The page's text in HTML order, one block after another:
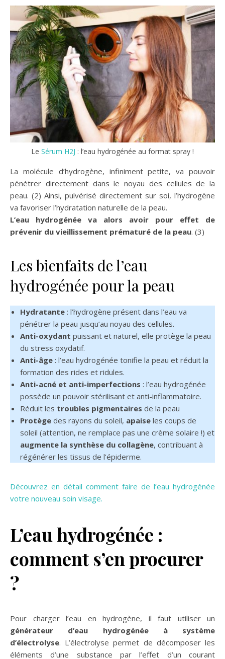
Le Sérum H2J : l’eau hydrogénée au format spray !
La molécule d’hydrogène, infiniment petite, va pouvoir
pénétrer directement dans le noyau des cellules de la
peau. (2) Ainsi, pulvérisé directement sur soi, l’hydrogène
va favoriser l’hydratation naturelle de la peau.
L’eau hydrogénée va alors avoir pour effet de
prévenir du vieillissement prématuré de la peau. (3)
Les bienfaits de l’eau
hydrogénée pour la peau
Hydratante : l’hydrogène présent dans l’eau va
pénétrer la peau jusqu’au noyau des cellules.
Anti-oxydant puissant et naturel, elle protège la peau
du stress oxydatif.
Anti-âge : l’eau hydrogénée tonifie la peau et réduit la
formation des rides et ridules.
Anti-acné et anti-imperfections : l’eau hydrogénée
possède un pouvoir stérilisant et anti-inflammatoire.
Réduit les troubles pigmentaires de la peau
Protège des rayons du soleil, apaise les coups de
soleil (attention, ne remplace pas une crème solaire !) et
augmente la synthèse du collagène, contribuant à
régénérer les tissus de l’épiderme.
Découvrez en détail comment faire de l’eau hydrogénée
votre nouveau soin visage.
L’eau hydrogénée :
comment s’en procurer
?
Pour charger l’eau en hydrogène, il faut utiliser un
générateur d’eau hydrogénée à système
d’électrolyse. L’électrolyse permet de décomposer les
éléments d’une substance par l’effet d’un courant